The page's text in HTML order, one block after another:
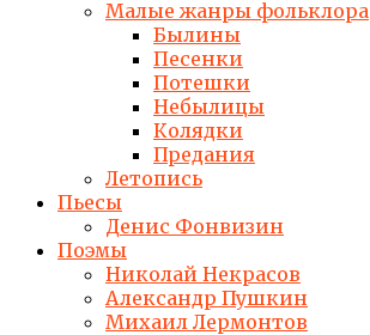
Малые жанры фольклора
Былины
Песенки
Потешки
Небылицы
Колядки
Предания
Летопись
Пьесы
Денис Фонвизин
Поэмы
Николай Некрасов
Александр Пушкин
Михаил Лермонтов